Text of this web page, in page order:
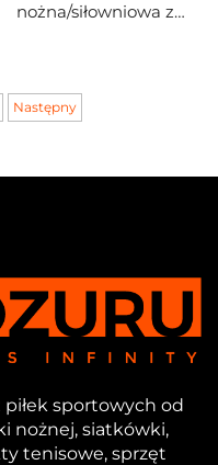
nożna/siłowniowa z
Następny
sportowych od
nożnej, siatkówki,
tenisowe, sprzęt